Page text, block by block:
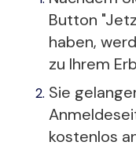
Button
haben,
zu Ihrem
Sie
kostenlos